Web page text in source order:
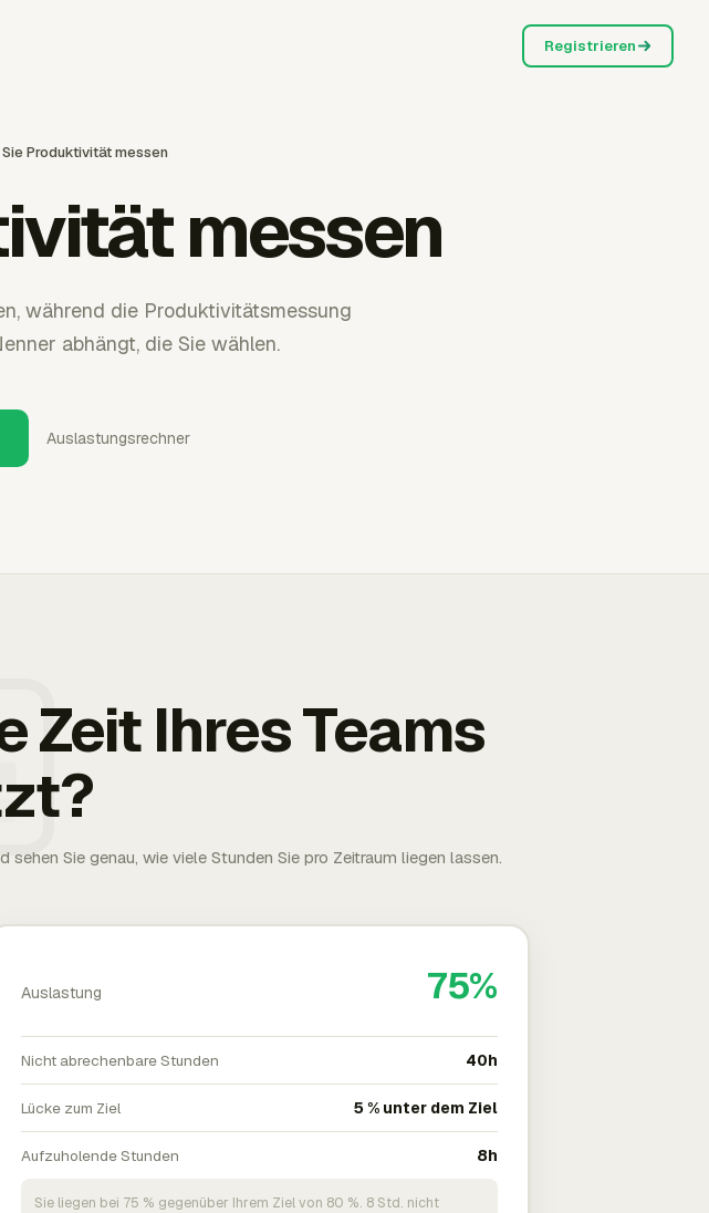
Registrieren
Produktivität messen
messen
während die Produktivitätsmessung
abhängt, die Sie wählen.
Auslastungsrechner
Zeit Ihres Teams
Sie genau, wie viele Stunden Sie pro Zeitraum liegen lassen.
Auslastung 75%
Nicht abrechenbare Stunden 40h
Lücke zum Ziel 5 % unter dem Ziel
Aufzuholende Stunden 8h
Sie liegen bei 75 % gegenüber Ihrem Ziel von 80 %. 8 Std. nicht